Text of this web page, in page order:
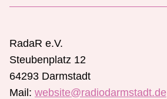
RadaR e.V.
Steubenplatz 12
64293 Darmstadt
Mail: website@radiodarmstadt.de